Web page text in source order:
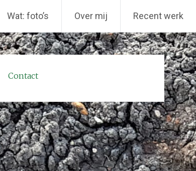
Wat: foto’s Over mij Recent werk
Contact